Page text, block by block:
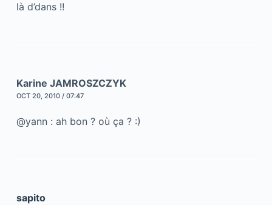
là d’dans !!
Karine JAMROSZCZYK
OCT 20, 2010 / 07:47
@yann : ah bon ? où ça ? :)
sapito